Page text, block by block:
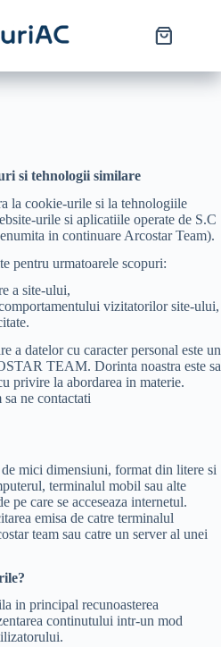
si tehnologii similare
cookie-urile si la tehnologiile
urile si aplicatiile operate de S.C
in continuare Arcostar Team).
urmatoarele scopuri:
ului,
vizitatorilor site-ului,
cu caracter personal este un
TEAM. Dorinta noastra este sa
privire la abordarea in materie.
ne contactati
dimensiuni, format din litere si
terminalul mobil sau alte
pe care se acceseaza internetul.
emisa de catre terminalul
team sau catre un server al unei
principal recunoasterea
continutului intr-un mod